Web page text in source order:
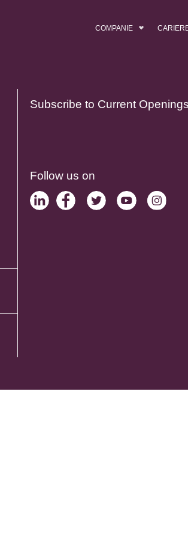
COMPANIE
Subscribe to Current Openings
Follow us on